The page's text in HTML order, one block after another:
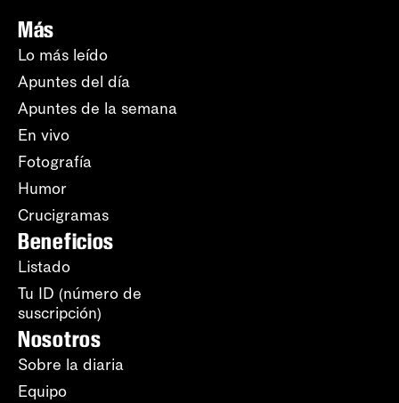
Más
Lo más leído
Apuntes del día
Apuntes de la semana
En vivo
Fotografía
Humor
Crucigramas
Beneficios
Listado
Tu ID (número de
suscripción)
Nosotros
Sobre la diaria
Equipo